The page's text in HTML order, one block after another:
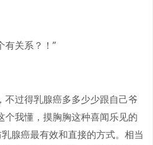
有关系？！”
不过得乳腺癌多多少少跟自己爷
个我懂，摸胸胸这种喜闻乐见的
腺癌最有效和直接的方式。相当